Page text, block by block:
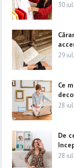
30
29
Ce
28
De
28